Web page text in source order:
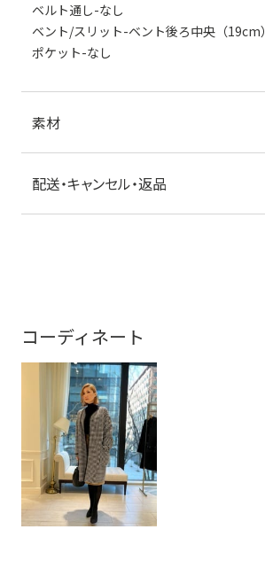
ベルト通し-なし
ベント/スリット-ベント後ろ中央（19cm）
ポケット-なし
素材
配送・キャンセル・返品
コーディネート